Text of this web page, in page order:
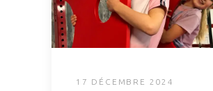
17 DÉCEMBRE 2024